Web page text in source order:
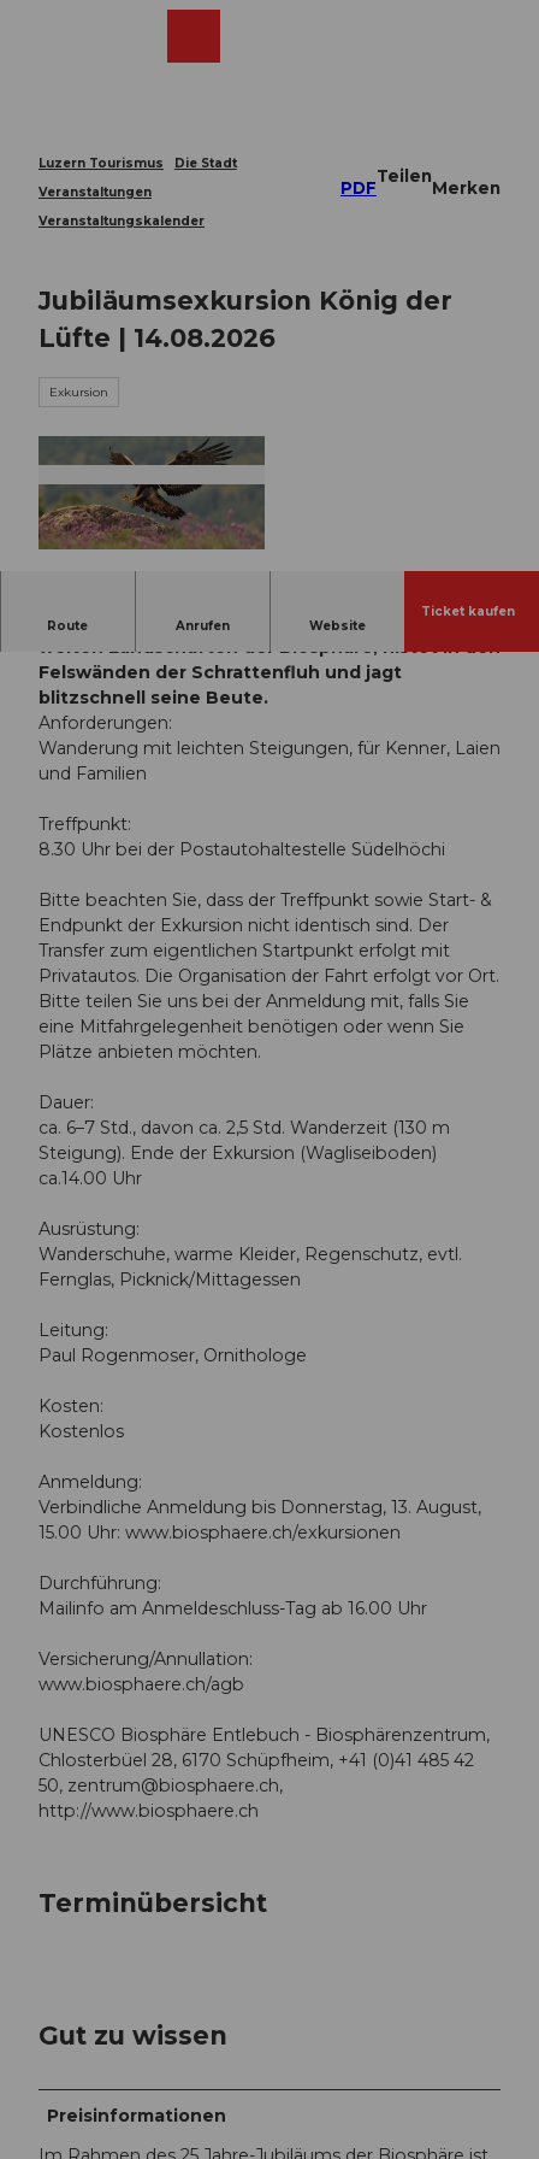
Luzern Tourismus
Die Stadt
Veranstaltungen
Veranstaltungskalender
PDF
Teilen
Merken
Jubiläumsexkursion König der
Lüfte | 14.08.2026
Exkursion
Route Anrufen Website
Ticket kaufen
Majestätisch gleitet der König der Lüfte über die
weiten Landschaften der Biosphäre, nistet in den
Felswänden der Schrattenfluh und jagt
blitzschnell seine Beute.
Anforderungen:
Wanderung mit leichten Steigungen, für Kenner, Laien
und Familien
Treffpunkt:
8.30 Uhr bei der Postautohaltestelle Südelhöchi
Bitte beachten Sie, dass der Treffpunkt sowie Start- &
Endpunkt der Exkursion nicht identisch sind. Der
Transfer zum eigentlichen Startpunkt erfolgt mit
Privatautos. Die Organisation der Fahrt erfolgt vor Ort.
Bitte teilen Sie uns bei der Anmeldung mit, falls Sie
eine Mitfahrgelegenheit benötigen oder wenn Sie
Plätze anbieten möchten.
Dauer:
ca. 6–7 Std., davon ca. 2,5 Std. Wanderzeit (130 m
Steigung). Ende der Exkursion (Wagliseiboden)
ca.14.00 Uhr
Ausrüstung:
Wanderschuhe, warme Kleider, Regenschutz, evtl.
Fernglas, Picknick/Mittagessen
Leitung:
Paul Rogenmoser, Ornithologe
Kosten:
Kostenlos
Anmeldung:
Verbindliche Anmeldung bis Donnerstag, 13. August,
15.00 Uhr: www.biosphaere.ch/exkursionen
Durchführung:
Mailinfo am Anmeldeschluss-Tag ab 16.00 Uhr
Versicherung/Annullation:
www.biosphaere.ch/agb
UNESCO Biosphäre Entlebuch - Biosphärenzentrum,
Chlosterbüel 28, 6170 Schüpfheim, +41 (0)41 485 42
50, zentrum@biosphaere.ch,
http://www.biosphaere.ch
Terminübersicht
Gut zu wissen
Preisinformationen